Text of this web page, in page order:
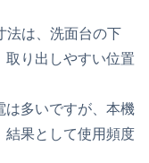
法は、洗面台の下
取り出しやすい位置
は多いですが、本機
結果として使用頻度